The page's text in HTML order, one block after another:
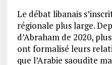
Le débat libanais
régionale plus large.
d’Abraham de 2020,
ont formalisé leurs
que l’Arabie saoudite